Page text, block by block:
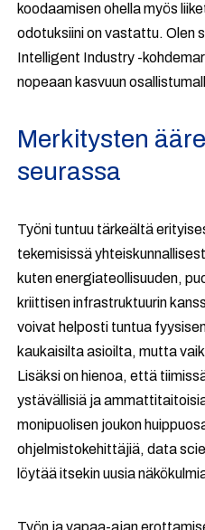
koodaamisen ohella myös
odotuksiini on vastattu. Olen
Intelligent Industry -
nopeaan kasvuun
Merkitysten
seurassa
Työni tuntuu tärkeältä
tekemisissä
kuten energiateollisuuden,
kriittisen infrastruktuurin
voivat helposti tuntua
kaukaisilta asioilta, mutta
Lisäksi on hienoa, että
ystävällisiä ja
monipuolisen joukon
ohjelmistokehittäjiä, data
löytää itsekin uusia
Työn ja vapaa-ajan